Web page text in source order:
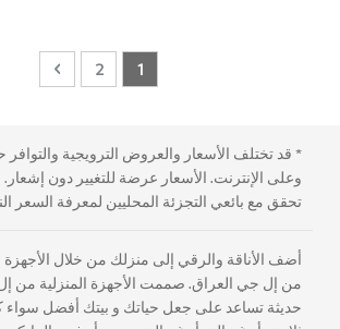
currently reading page
1
Page
2
Page
Next
* قد تختلف الأسعار والعروض الترويجية
وعلى الإنترنت. الأسعار عرضة للتغيير دون
تحقق مع بائعي التجزئة المحليين لمعرفة السعر
أضف الأناقة والرقي إلى منزلك من خلال الأجهزة
من إل جي العراق. صممت الأجهزة المنزلية من
حديثة تساعد على جعل حياتك و بيتك أفضل سواء